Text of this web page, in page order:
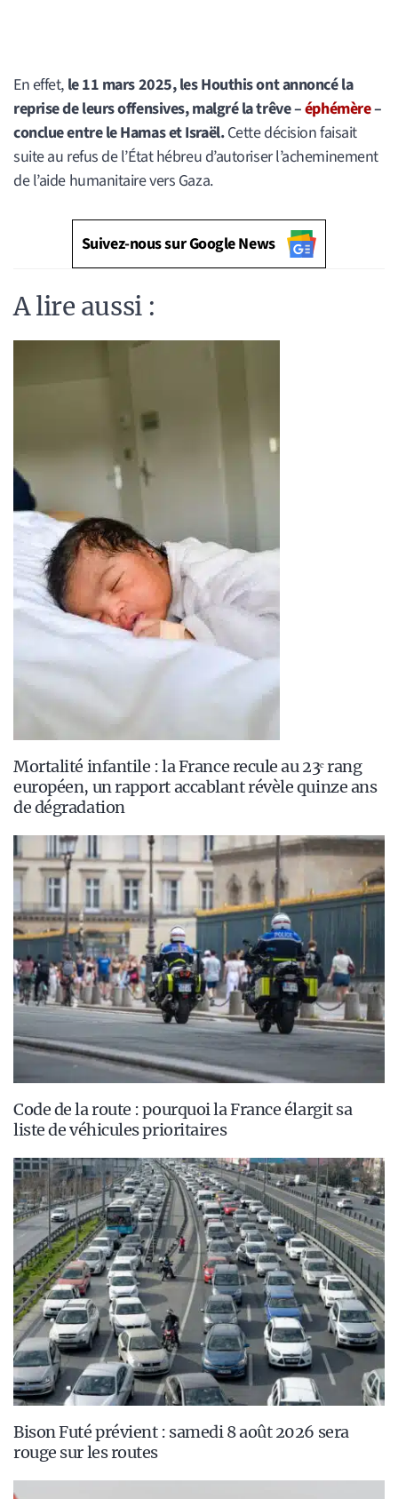
En effet, le 11 mars 2025, les Houthis ont annoncé la
reprise de leurs offensives, malgré la trêve –éphémère–
conclue entre le Hamas et Israël.Cette décision faisait
suite au refus de l’État hébreu d’autoriser l’acheminement
de l’aide humanitaire vers Gaza.
Suivez-nous sur Google News
A lire aussi :
Mortalité infantile : la France recule au 23ᵉ rang
européen, un rapport accablant révèle quinze ans
de dégradation
Code de la route : pourquoi la France élargit sa
liste de véhicules prioritaires
Bison Futé prévient : samedi 8 août 2026 sera
rouge sur les routes